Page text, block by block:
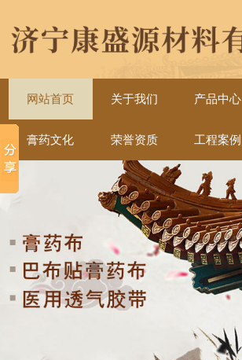
网站首页 关于我们 产品中心
膏药文化 荣誉资质 工程案例